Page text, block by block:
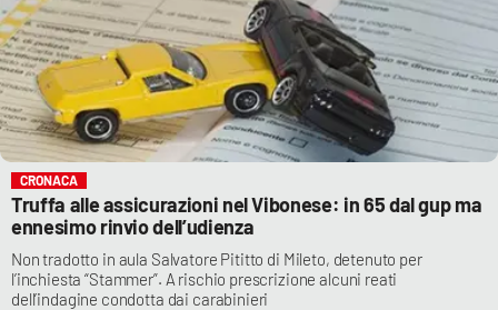
CRONACA
Truffa alle assicurazioni nel Vibonese: in 65 dal gup ma
ennesimo rinvio dell’udienza
Non tradotto in aula Salvatore Pititto di Mileto, detenuto per
l’inchiesta “Stammer”. A rischio prescrizione alcuni reati
dell’indagine condotta dai carabinieri